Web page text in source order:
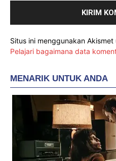
Situs ini menggunakan
Pelajari bagaimana data